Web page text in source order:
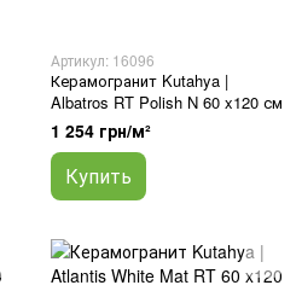
Артикул: 16096
Керамогранит Kutahya |
Albatros RT Polish N 60 x120 см
1 254 грн/м²
Купить